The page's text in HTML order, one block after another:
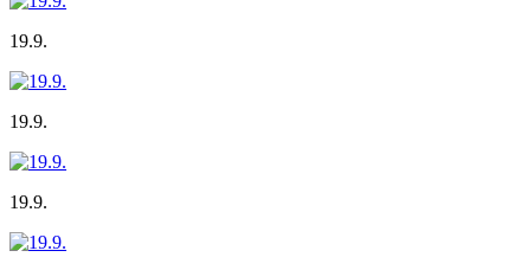
19.9.
19.9.
19.9.